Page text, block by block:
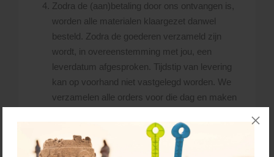
Zodra de (aan)betaling door ons ontvangen is,
worden alle materialen klaargezet danwel
besteld. Zodra de goederen verzameld zijn
wordt, in overeenstemming met jou, een
leverdatum afgesproken. Tijdstip van levering
kan op voorhand niet vastgelegd worden. We
verzamelen alle orders voor die dag en maken
De dag voor levering maken we de planning. U
kunt aan het eind van deze dag, ca. 30 minuten